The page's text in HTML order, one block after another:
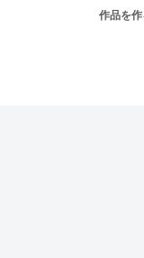
作品を